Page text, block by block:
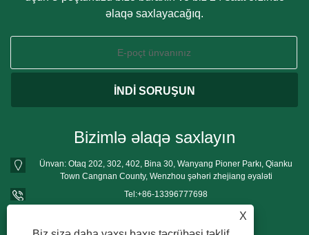
əlaqə saxlayacağıq.
Bizimlə əlaqə saxlayın
Ünvan: Otaq 202, 302, 402, Bina 30, Wanyang Pioner Parkı, Qianku
Town Cangnan County, Wenzhou şəhəri zhejiang əyaləti
Tel:+86-13396777698
E-poçt:mushroomgrowbag@163.com
X